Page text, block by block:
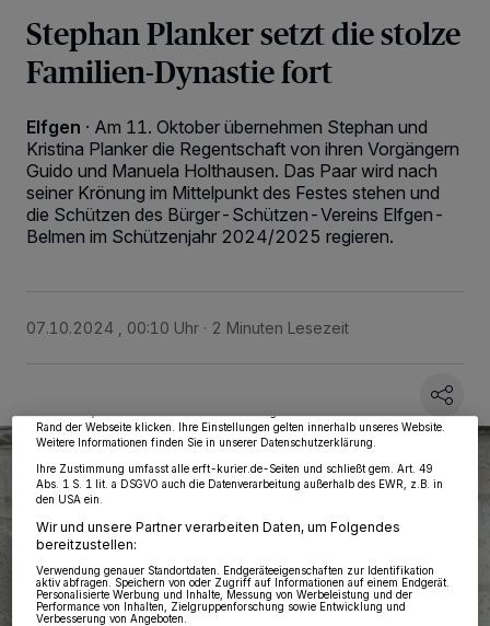
Stephan Planker setzt die stolze
Familien-Dynastie fort
Elfgen · Am 11. Oktober übernehmen Stephan und
Kristina Planker die Regentschaft von ihren Vorgängern
Guido und Manuela Holthausen. Das Paar wird nach
seiner Krönung im Mittelpunkt des Festes stehen und
die Schützen des Bürger-Schützen-Vereins Elfgen-
Belmen im Schützenjahr 2024/2025 regieren.
07.10.2024 , 00:10 Uhr 2 Minuten Lesezeit
wie Browserdaten oder eindeutige Kennungen auf Ihrem Gerät zu. Durch Auswahl
von OK aktivieren Sie Tracking-Technologien für die unter „Wir und unsere
Rand der Webseite klicken. Ihre Einstellungen gelten innerhalb unseres Website.
Weitere Informationen finden Sie in unserer Datenschutzerklärung.
Ihre Zustimmung umfasst alle erft-kurier.de-Seiten und schließt gem. Art. 49
Abs. 1 S. 1 lit. a DSGVO auch die Datenverarbeitung außerhalb des EWR, z.B. in
den USA ein.
Wir und unsere Partner verarbeiten Daten, um Folgendes
bereitzustellen:
Verwendung genauer Standortdaten. Endgeräteeigenschaften zur Identifikation
aktiv abfragen. Speichern von oder Zugriff auf Informationen auf einem Endgerät.
Personalisierte Werbung und Inhalte, Messung von Werbeleistung und der
Performance von Inhalten, Zielgruppenforschung sowie Entwicklung und
Verbesserung von Angeboten.